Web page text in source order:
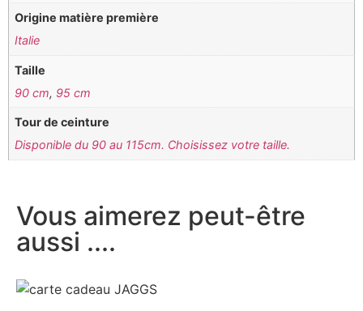
Origine matière première
Italie
Taille
90 cm, 95 cm
Tour de ceinture
Disponible du 90 au 115cm. Choisissez votre taille.
Vous aimerez peut-être
aussi ....